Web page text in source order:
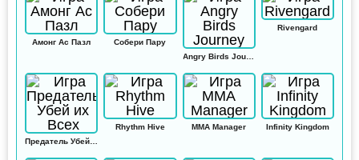
Амонг Ас Пазл
Собери Пару
Angry Birds Journey
Rivengard
Rhythm Hive MMA Manager Infinity Kingdom